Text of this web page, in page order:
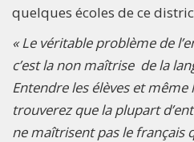
quelques écoles de ce
« Le véritable problème de
c’est la non maîtrise de la
Entendre les élèves et
trouverez que la plupart
ne maîtrisent pas le français